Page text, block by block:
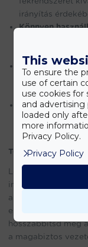
irányítás
Könnyen
kerékpárosok,
használati
Hordozható és
mindent
bármikor, bárhol.
Hosszú távú
eszközkészlet,
számára.
Tökéletes minden
Legyen szó
ingázóról, az
alapvető kiegészítő
hosszabbítsd meg
a magabiztos
This
To ensure the
use of certain
use cookies
and advertising
loaded only
more
Privacy Policy.
Privacy Policy